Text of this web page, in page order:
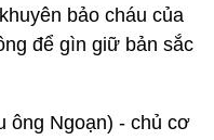
bảo cháu của
để gìn giữ bản sắc
ông Ngoạn) - chủ cơ